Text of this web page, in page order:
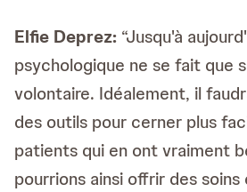
Elfie Deprez: “Jusqu'à
psychologique ne se fait que
volontaire. Idéalement, il
des outils pour cerner plus
patients qui en ont vraiment
pourrions ainsi offrir des soins